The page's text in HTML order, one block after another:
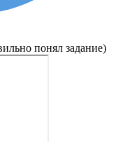
понял задание)